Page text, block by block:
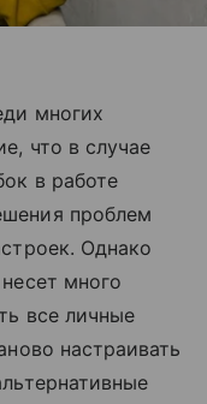
многих
что в случае
в работе
проблем
Однако
много
все личные
настраивать